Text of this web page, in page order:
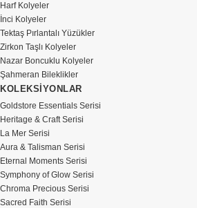
Harf Kolyeler
İnci Kolyeler
Tektaş Pırlantalı Yüzükler
Zirkon Taşlı Kolyeler
Nazar Boncuklu Kolyeler
Şahmeran Bileklikler
KOLEKSİYONLAR
Goldstore Essentials Serisi
Heritage & Craft Serisi
La Mer Serisi
Aura & Talisman Serisi
Eternal Moments Serisi
Symphony of Glow Serisi
Chroma Precious Serisi
Sacred Faith Serisi